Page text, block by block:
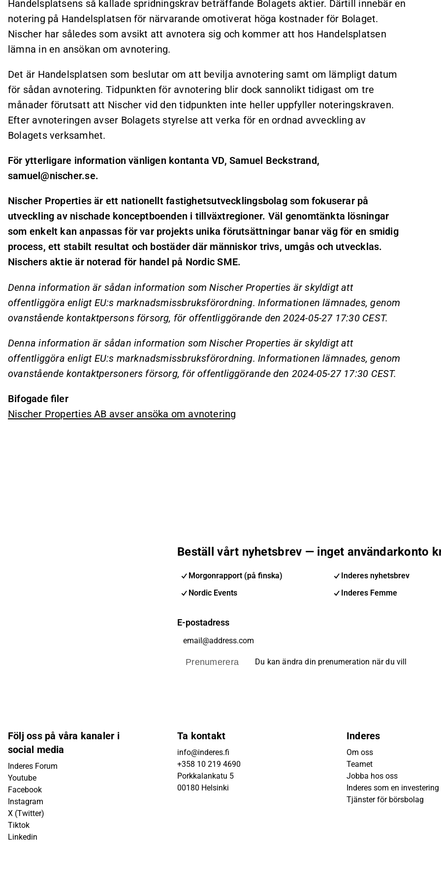
Handelsplatsens så kallade spridningskrav beträffande Bolagets aktier. Därtill innebär en
notering på Handelsplatsen för närvarande omotiverat höga kostnader för Bolaget.
Nischer har således som avsikt att avnotera sig och kommer att hos Handelsplatsen
lämna in en ansökan om avnotering.
Det är Handelsplatsen som beslutar om att bevilja avnotering samt om lämpligt datum
för sådan avnotering. Tidpunkten för avnotering blir dock sannolikt tidigast om tre
månader förutsatt att Nischer vid den tidpunkten inte heller uppfyller noteringskraven.
Efter avnoteringen avser Bolagets styrelse att verka för en ordnad avveckling av
Bolagets verksamhet.
För ytterligare information vänligen kontanta VD, Samuel Beckstrand,
samuel@nischer.se.
Nischer Properties är ett nationellt fastighetsutvecklingsbolag som fokuserar på
utveckling av nischade konceptboenden i tillväxtregioner. Väl genomtänkta lösningar
som enkelt kan anpassas för var projekts unika förutsättningar banar väg för en smidig
process, ett stabilt resultat och bostäder där människor trivs, umgås och utvecklas.
Nischers aktie är noterad för handel på Nordic SME.
Denna information är sådan information som Nischer Properties är skyldigt att
offentliggöra enligt EU:s marknadsmissbruksförordning. Informationen lämnades, genom
ovanstående kontaktpersons försorg, för offentliggörande den 2024-05-27 17:30 CEST.
Denna information är sådan information som Nischer Properties är skyldigt att
offentliggöra enligt EU:s marknadsmissbruksförordning. Informationen lämnades, genom
ovanstående kontaktpersoners försorg, för offentliggörande den 2024-05-27 17:30 CEST.
Bifogade filer
Nischer Properties AB avser ansöka om avnotering
Beställ vårt nyhetsbrev — inget användarkonto
Morgonrapport (på finska)
Inderes nyhetsbrev
Nordic Events
Inderes Femme
E-postadress
Prenumerera Du kan ändra din prenumeration när du vill
Följ oss på våra kanaler i
social media
Inderes Forum
Youtube
Facebook
Instagram
X (Twitter)
Tiktok
Linkedin
Ta kontakt
info@inderes.fi
+358 10 219 4690
Porkkalankatu 5
00180 Helsinki
Inderes
Om oss
Teamet
Jobba hos oss
Inderes som en investering
Tjänster för börsbolag